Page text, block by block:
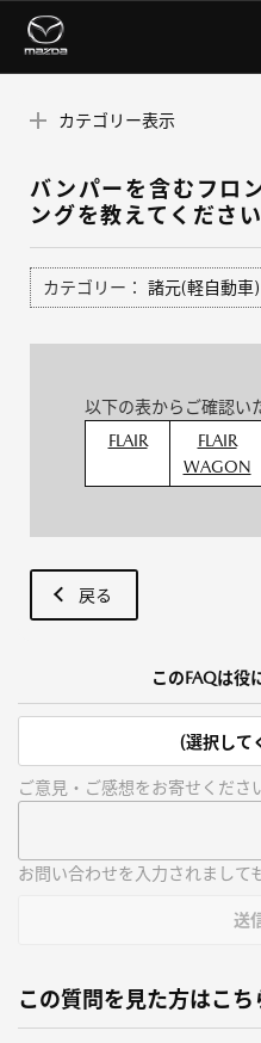
カテゴリー表示
バンパーを含むフロ
ングを教えてくださ
カテゴリー： 諸元(軽自動車)
以下の表からご確認い
FLAIR
FLAIR
WAGON
戻る
このFAQは役
(選択して
ご意見・ご感想をお寄せくださ
お問い合わせを入力されまして
送
この質問を見た方はこ